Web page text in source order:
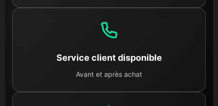
Service client disponible
Avant et après achat